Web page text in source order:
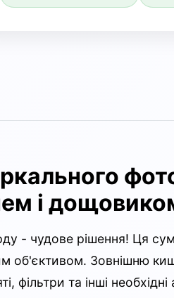
і
- чудове рішення! Ця
об'єктивом. Зовнішню
фільтри та інші